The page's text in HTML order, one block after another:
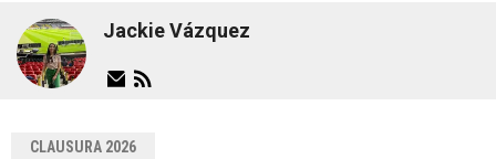
Jackie Vázquez
CLAUSURA 2026